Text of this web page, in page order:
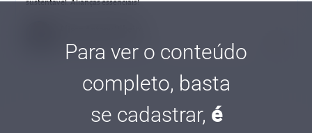
sustentável. Alianças essenciais!
Para ver o conteúdo
completo, basta
se cadastrar, é